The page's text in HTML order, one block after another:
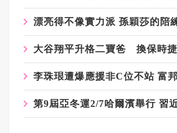
第9屆亞冬運2/7哈爾濱舉行 習